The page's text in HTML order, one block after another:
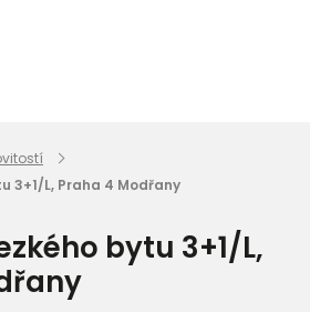
3+1/L, Praha 4 Modřany
bytu 3+1/L,